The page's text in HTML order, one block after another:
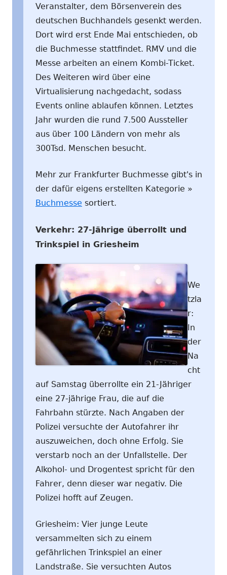
Veranstalter, dem Börsenverein des
deutschen Buchhandels gesenkt werden.
Dort wird erst Ende Mai entschieden, ob
die Buchmesse stattfindet. RMV und die
Messe arbeiten an einem Kombi-Ticket.
Des Weiteren wird über eine
Virtualisierung nachgedacht, sodass
Events online ablaufen können. Letztes
Jahr wurden die rund 7.500 Aussteller
aus über 100 Ländern von mehr als
300Tsd. Menschen besucht.
Mehr zur Frankfurter Buchmesse gibt's in
der dafür eigens erstellten Kategorie »
Buchmesse sortiert.
Verkehr: 27-Jährige überrollt und
Trinkspiel in Griesheim
We
tzla
r:
In
der
Na
cht
auf Samstag überrollte ein 21-Jähriger
eine 27-jährige Frau, die auf die
Fahrbahn stürzte. Nach Angaben der
Polizei versuchte der Autofahrer ihr
auszuweichen, doch ohne Erfolg. Sie
verstarb noch an der Unfallstelle. Der
Alkohol- und Drogentest spricht für den
Fahrer, denn dieser war negativ. Die
Polizei hofft auf Zeugen.
Griesheim: Vier junge Leute
versammelten sich zu einem
gefährlichen Trinkspiel an einer
Landstraße. Sie versuchten Autos